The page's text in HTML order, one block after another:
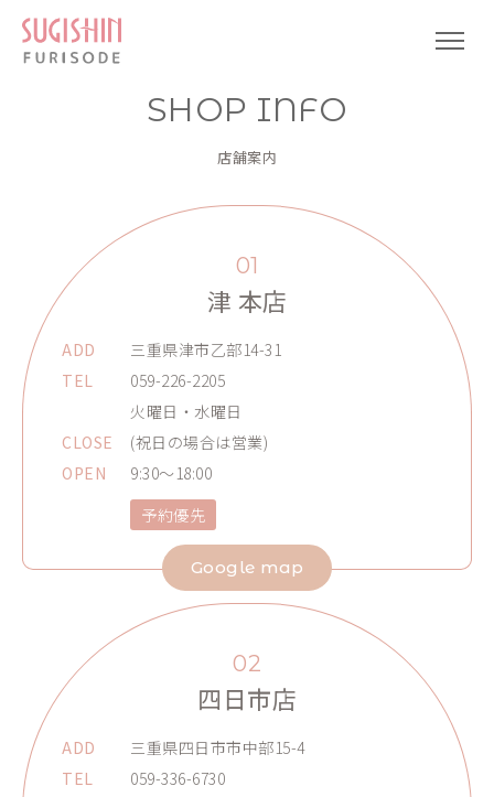
SHOP INFO
店舗案内
01
津 本店
ADD
三重県津市乙部14-31
TEL
059-226-2205
CLOSE
火曜日・水曜日
(祝日の場合は営業)
OPEN
9:30～18:00
予約優先
Google map
02
四日市店
ADD
三重県四日市市中部15-4
TEL
059-336-6730